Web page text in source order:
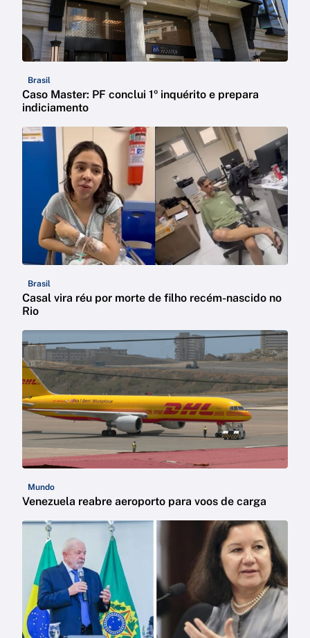
Brasil
Caso Master: PF conclui 1º inquérito e prepara
indiciamento
Brasil
Casal vira réu por morte de filho recém-nascido no
Rio
Mundo
Venezuela reabre aeroporto para voos de carga